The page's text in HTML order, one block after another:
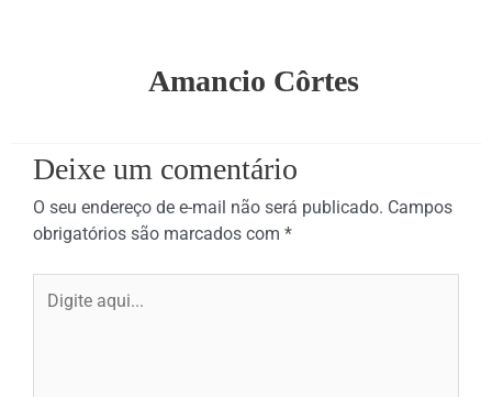
Amancio Côrtes
Deixe um comentário
O seu endereço de e-mail não será publicado. Campos
obrigatórios são marcados com *
aqui...